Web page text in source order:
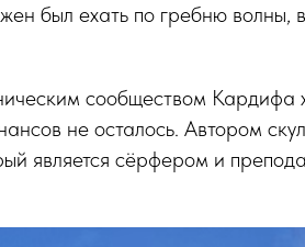
был ехать по гребню волны,
сообществом Кардифа
не осталось. Автором
является сёрфером и